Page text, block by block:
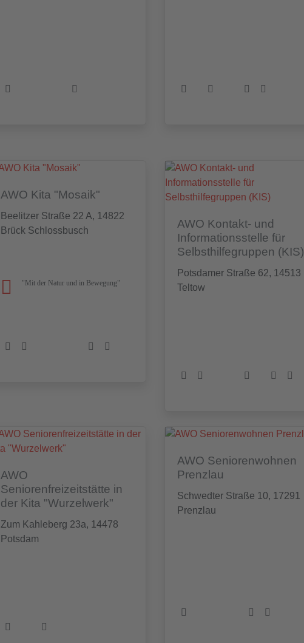
AWO Kita "Mosaik"
Beelitzer Straße 22 A, 14822
Brück Schlossbusch
"Mit der Natur und in Bewegung"
AWO Kontakt- und
Informationsstelle für
Selbsthilfegruppen (KIS)
Potsdamer Straße 62, 14513
Teltow
AWO
Seniorenfreizeitstätte in
der Kita "Wurzelwerk"
Zum Kahleberg 23a, 14478
Potsdam
AWO Seniorenwohnen
Prenzlau
Schwedter Straße 10, 17291
Prenzlau